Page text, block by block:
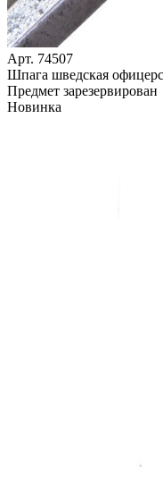
Арт. 74507
Шпага шведская
Предмет зарезервирован
Новинка